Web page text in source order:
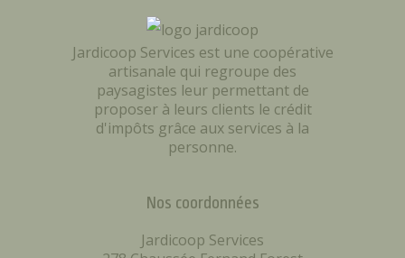
Jardicoop Services est une coopérative
artisanale qui regroupe des
paysagistes leur permettant de
proposer à leurs clients le crédit
d'impôts grâce aux services à la
personne.
Nos coordonnées
Jardicoop Services